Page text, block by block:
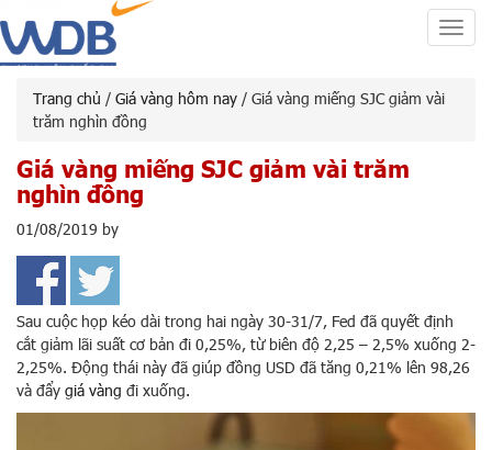
Trang chủ / Giá vàng hôm nay / Giá vàng miếng SJC giảm vài
trăm nghìn đồng
Giá vàng miếng SJC giảm vài trăm
nghìn đồng
01/08/2019 by
Sau cuộc họp kéo dài trong hai ngày 30-31/7, Fed đã quyết định
cắt giảm lãi suất cơ bản đi 0,25%, từ biên độ 2,25 – 2,5% xuống 2-
2,25%. Động thái này đã giúp đồng USD đã tăng 0,21% lên 98,26
và đẩy giá vàng đi xuống.